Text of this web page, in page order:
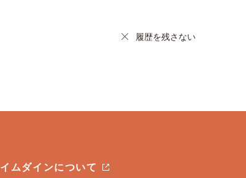
履歴を残さない
イムダインについて